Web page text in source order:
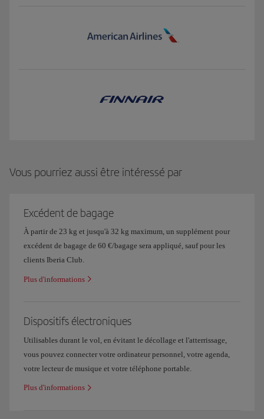
Vous pourriez aussi être intéressé par
Excédent de bagage
À partir de 23 kg et jusqu'à 32 kg maximum, un supplément pour
excédent de bagage de 60 €/bagage sera appliqué, sauf pour les
clients Iberia Club.
Plus d'informations
Dispositifs électroniques
Utilisables durant le vol, en évitant le décollage et l'atterrissage,
vous pouvez connecter votre ordinateur personnel, votre agenda,
votre lecteur de musique et votre téléphone portable.
Plus d'informations